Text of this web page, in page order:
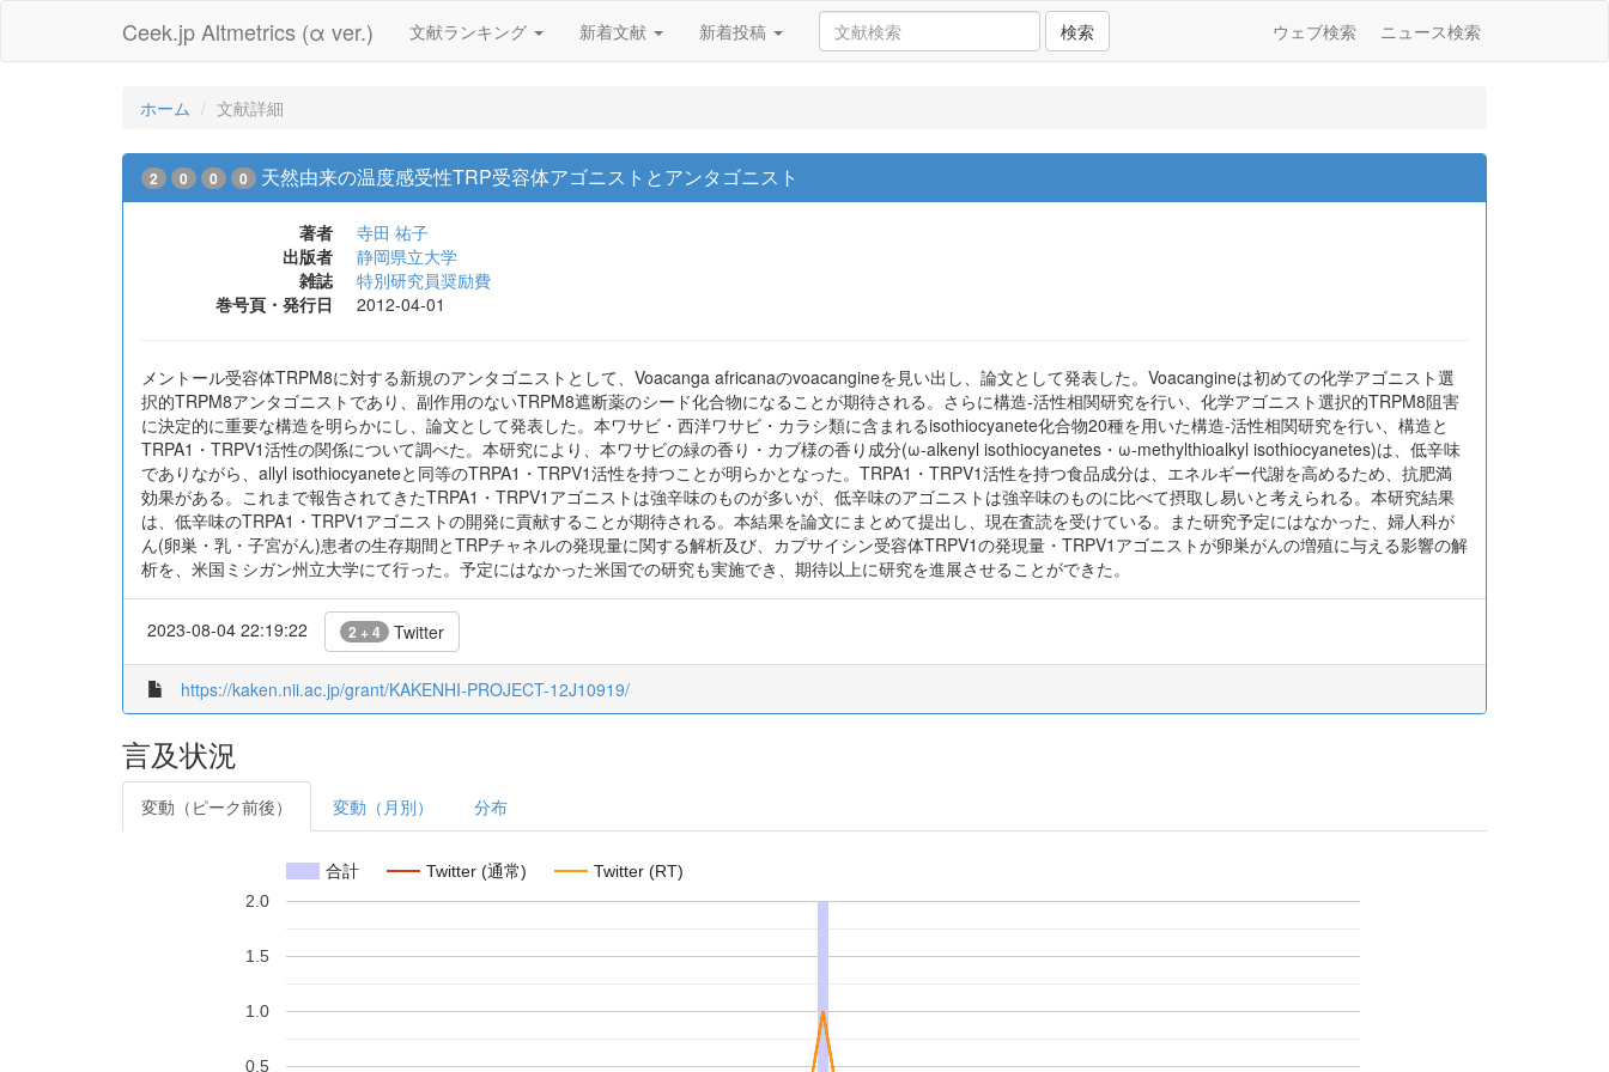
Ceek.jp Altmetrics (α ver.) 文献ランキング 新着文献 新着投稿 検索 ウェブ検索 ニュース検索
ホーム 文献詳細
2 0 0 0 天然由来の温度感受性TRP受容体アゴニストとアンタゴニスト
著者
寺田 祐子
出版者
静岡県立大学
雑誌
特別研究員奨励費
巻号頁・発行日
2012-04-01
メントール受容体TRPM8に対する新規のアンタゴニストとして、Voacanga africanaのvoacangineを見い出し、論文として発表した。Voacangineは初めての化学アゴニスト選
択的TRPM8アンタゴニストであり、副作用のないTRPM8遮断薬のシード化合物になることが期待される。さらに構造-活性相関研究を行い、化学アゴニスト選択的TRPM8阻害
に決定的に重要な構造を明らかにし、論文として発表した。本ワサビ・西洋ワサビ・カラシ類に含まれるisothiocyanete化合物20種を用いた構造-活性相関研究を行い、構造と
TRPA1・TRPV1活性の関係について調べた。本研究により、本ワサビの緑の香り・カブ様の香り成分(ω-alkenyl isothiocyanetes・ω-methylthioalkyl isothiocyanetes)は、低辛味
でありながら、allyl isothiocyaneteと同等のTRPA1・TRPV1活性を持つことが明らかとなった。TRPA1・TRPV1活性を持つ食品成分は、エネルギー代謝を高めるため、抗肥満
効果がある。これまで報告されてきたTRPA1・TRPV1アゴニストは強辛味のものが多いが、低辛味のアゴニストは強辛味のものに比べて摂取し易いと考えられる。本研究結果
は、低辛味のTRPA1・TRPV1アゴニストの開発に貢献することが期待される。本結果を論文にまとめて提出し、現在査読を受けている。また研究予定にはなかった、婦人科が
ん(卵巣・乳・子宮がん)患者の生存期間とTRPチャネルの発現量に関する解析及び、カプサイシン受容体TRPV1の発現量・TRPV1アゴニストが卵巣がんの増殖に与える影響の解
析を、米国ミシガン州立大学にて行った。予定にはなかった米国での研究も実施でき、期待以上に研究を進展させることができた。
2023-08-04 22:19:22 2 + 4 Twitter
https://kaken.nii.ac.jp/grant/KAKENHI-PROJECT-12J10919/
言及状況
変動（ピーク前後） 変動（月別） 分布
合計 Twitter (通常) Twitter (RT)
0.5
1.0
1.5
2.0